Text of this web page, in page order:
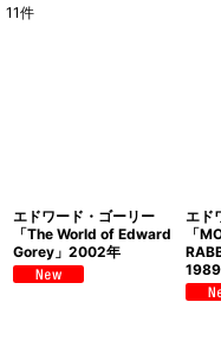
11件
エドワード・ゴーリー
「The World of Edward
Gorey」2002年
エド
「